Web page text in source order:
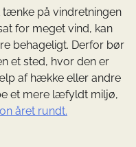
på vindretningen
for meget vind, kan
behageligt. Derfor bør
et sted, hvor den er
af hække eller andre
et mere læfyldt miljø,
året rundt.